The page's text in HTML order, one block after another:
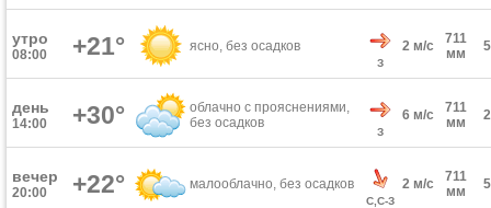
утро
08:00 +21° ясно, без осадков
З
2 м/с
711
мм
день
14:00 +30°
облачно с прояснениями,
без осадков
З
6 м/с
711
мм
вечер
20:00 +22° малооблачно, без осадков
С,С-З
2 м/с
711
мм